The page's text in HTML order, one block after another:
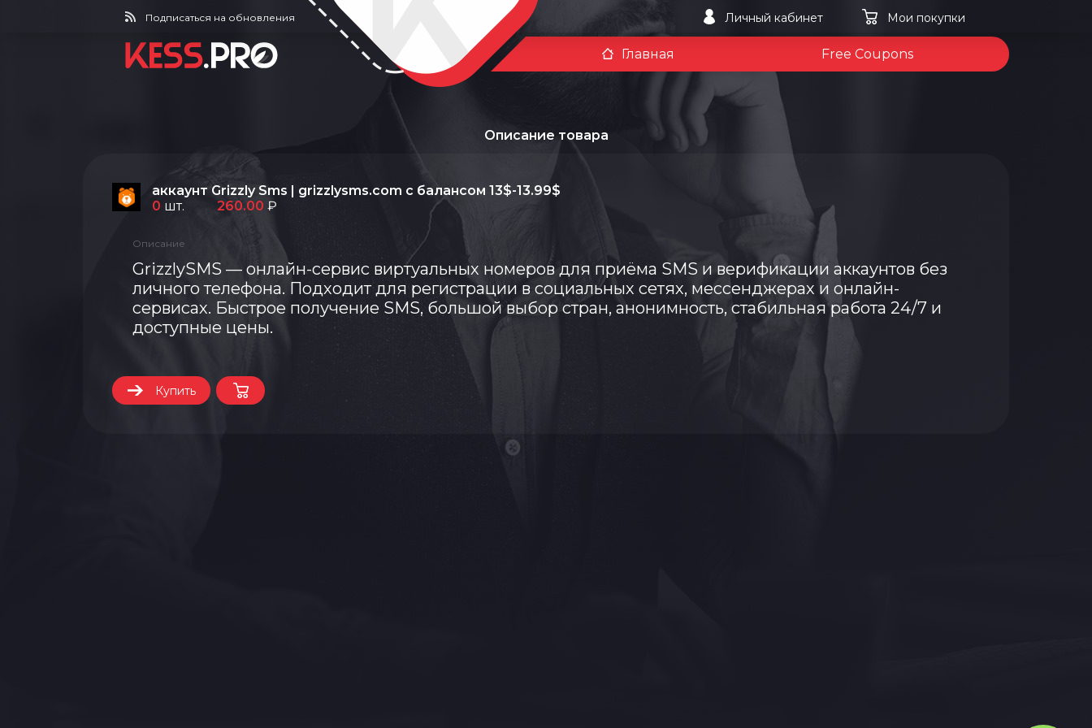
Подписаться на обновления Личный кабинет Мои покупки
Главная Free Coupons
Описание товара
аккаунт Grizzly Sms | grizzlysms.com с балансом 13$-13.99$
0 шт. 260.00
Описание
GrizzlySMS — онлайн-сервис виртуальных номеров для приёма SMS и верификации аккаунтов без
личного телефона. Подходит для регистрации в социальных сетях, мессенджерах и онлайн-
сервисах. Быстрое получение SMS, большой выбор стран, анонимность, стабильная работа 24/7 и
доступные цены.
Купить
Всего позиций в корзине
Всего товара в корзине
Сумма к оплате (без скидок)